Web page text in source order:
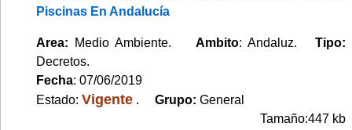
Piscinas En Andalucía
Area: Medio Ambiente. Ambito: Andaluz.Tipo:
Decretos.
Fecha: 07/06/2019
Estado: Vigente . Grupo: General
Tamaño:447 kb